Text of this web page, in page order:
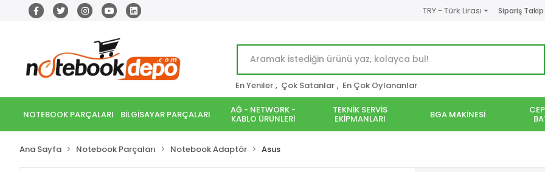
TRY - Türk Lirası Sipariş Takip
En Yeniler , Çok Satanlar , En Çok Oylananlar
NOTEBOOK PARÇALARI BİLGİSAYAR PARÇALARI AĞ - NETWORK -
KABLO ÜRÜNLERİ
TEKNİK SERVİS
EKİPMANLARI BGA MAKİNESİ
Ana Sayfa Notebook Parçaları Notebook Adaptör Asus